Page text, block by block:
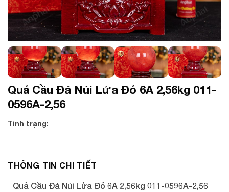
Quả Cầu Đá Núi Lửa Đỏ 6A 2,56kg 011-
0596A-2,56
Tình trạng:
THÔNG TIN CHI TIẾT
Quả Cầu Đá Núi Lửa Đỏ 6A 2,56kg 011-0596A-2,56